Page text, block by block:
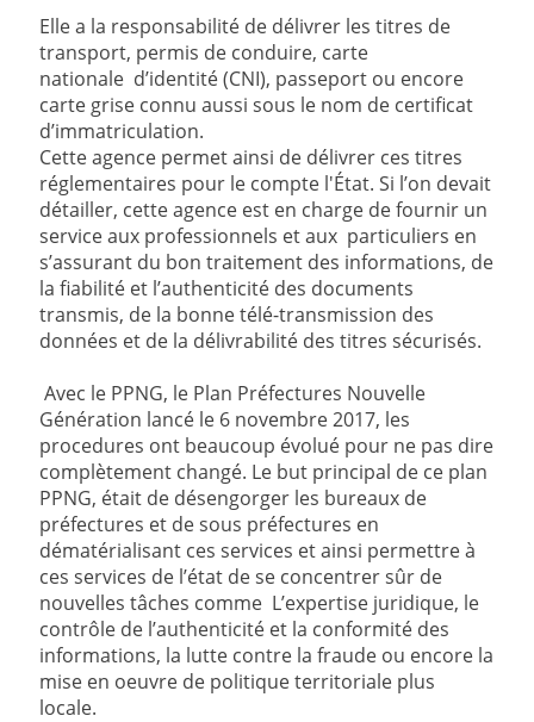
Elle a la responsabilité de délivrer les titres de
transport, permis de conduire, carte
nationale d’identité (CNI), passeport ou encore
carte grise connu aussi sous le nom de certificat
d’immatriculation.
Cette agence permet ainsi de délivrer ces titres
réglementaires pour le compte l'État. Si l’on devait
détailler, cette agence est en charge de fournir un
service aux professionnels et aux particuliers en
s’assurant du bon traitement des informations, de
la fiabilité et l’authenticité des documents
transmis, de la bonne télé-transmission des
données et de la délivrabilité des titres sécurisés.
Avec le PPNG, le Plan Préfectures Nouvelle
Génération lancé le 6 novembre 2017, les
procedures ont beaucoup évolué pour ne pas dire
complètement changé. Le but principal de ce plan
PPNG, était de désengorger les bureaux de
préfectures et de sous préfectures en
dématérialisant ces services et ainsi permettre à
ces services de l’état de se concentrer sûr de
nouvelles tâches comme L’expertise juridique, le
contrôle de l’authenticité et la conformité des
informations, la lutte contre la fraude ou encore la
mise en oeuvre de politique territoriale plus
locale.